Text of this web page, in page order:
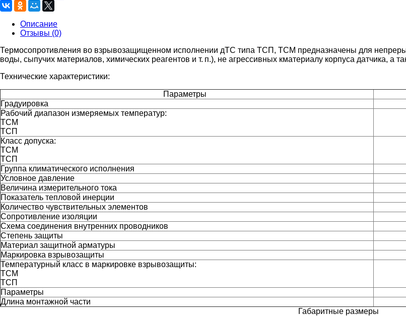
Описание
Отзывы (0)
Термосопротивления во взрывозащищенном исполнении дТС типа ТСП, ТСМ предназначены для
воды, сыпучих материалов, химических реагентов и т. п.), не агрессивных кматериалу корпуса датчика, а
Технические характеристики:
Параметры
Градуировка
Рабочий диапазон измеряемых температур:
ТСМ
ТСП
Класс допуска:
ТСМ
ТСП
Группа климатического исполнения
Условное давление
Величина измерительного тока
Показатель тепловой инерции
Количество чувствительных элементов
Сопротивление изоляции
Схема соединения внутренних проводников
Степень защиты
Материал защитной арматуры
Маркировка взрывозащиты
Температурный класс в маркировке взрывозащиты:
ТСМ
ТСП
Параметры
Длина монтажной части
Габаритные размеры